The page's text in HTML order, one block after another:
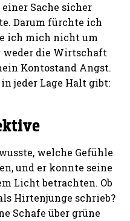
Sache sicher
Darum fürchte ich
ich mich nicht um
weder die Wirtschaft
Kontostand Angst.
jeder Lage Halt gibt:
welche Gefühle
und er konnte seine
Licht betrachten. Ob
Hirtenjunge schrieb?
Schafe über grüne